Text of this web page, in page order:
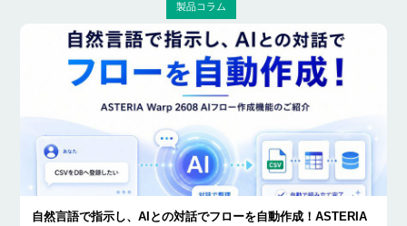
製品コラム
自然言語で指示し、AIとの対話でフローを自動作成！ASTERIA